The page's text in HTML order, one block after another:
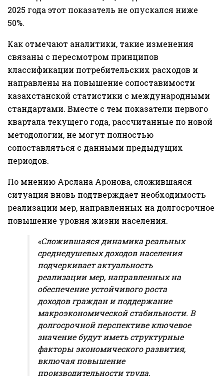
2025 года этот показатель не опускался ниже
50%.
Как отмечают аналитики, такие изменения
связаны с пересмотром принципов
классификации потребительских расходов и
направлены на повышение сопоставимости
казахстанской статистики с международными
стандартами. Вместе с тем показатели первого
квартала текущего года, рассчитанные по новой
методологии, не могут полностью
сопоставляться с данными предыдущих
периодов.
По мнению Арслана Аронова, сложившаяся
ситуация вновь подтверждает необходимость
реализации мер, направленных на долгосрочное
повышение уровня жизни населения.
«Сложившаяся динамика реальных
среднедушевых доходов населения
подчеркивает актуальность
реализации мер, направленных на
обеспечение устойчивого роста
доходов граждан и поддержание
макроэкономической стабильности. В
долгосрочной перспективе ключевое
значение будут иметь структурные
факторы экономического развития,
включая повышение
производительности труда,